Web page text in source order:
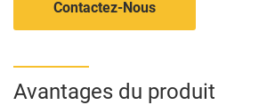
Contactez-Nous
Avantages du produit